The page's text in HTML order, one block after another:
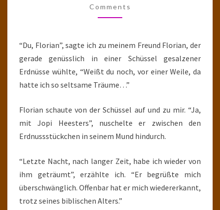
HEESTERS
(4)
Comments
“Du, Florian”, sagte ich zu meinem Freund Florian, der
gerade genüsslich in einer Schüssel gesalzener
Erdnüsse wühlte, “Weißt du noch, vor einer Weile, da
hatte ich so seltsame Träume…”
Florian schaute von der Schüssel auf und zu mir. “Ja,
mit Jopi Heesters”, nuschelte er zwischen den
Erdnussstückchen in seinem Mund hindurch.
“Letzte Nacht, nach langer Zeit, habe ich wieder von
ihm geträumt”, erzählte ich. “Er begrüßte mich
überschwänglich. Offenbar hat er mich wiedererkannt,
trotz seines biblischen Alters.”